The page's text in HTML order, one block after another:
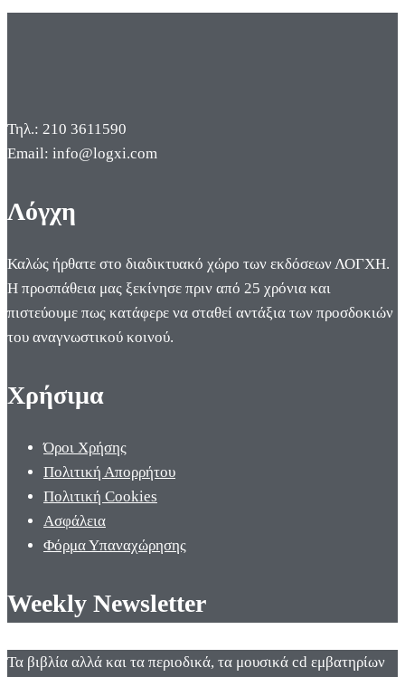
Τηλ.: 210 3611590
Email: info@logxi.com
Λόγχη
Καλώς ήρθατε στο διαδικτυακό χώρο των εκδόσεων ΛΟΓΧΗ.
Η προσπάθεια μας ξεκίνησε πριν από 25 χρόνια και
πιστεύουμε πως κατάφερε να σταθεί αντάξια των προσδοκιών
του αναγνωστικού κοινού.
Χρήσιμα
Όροι Χρήσης
Πολιτική Απορρήτου
Πολιτική Cookies
Ασφάλεια
Φόρμα Υπαναχώρησης
Weekly Newsletter
Τα βιβλία αλλά και τα περιοδικά, τα μουσικά cd εμβατηρίων